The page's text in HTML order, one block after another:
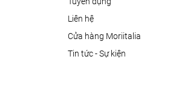
Liên hệ
Cửa hàng Moriitalia
Tin tức - Sự kiện